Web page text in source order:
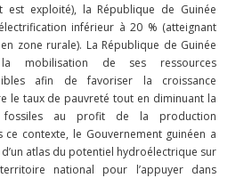
est exploité), la République de Guinée
inférieur à 20 % (atteignant
zone rurale). La République de Guinée
mobilisation de ses ressources
afin de favoriser la croissance
le taux de pauvreté tout en diminuant la
au profit de la production
ce contexte, le Gouvernement guinéen a
atlas du potentiel hydroélectrique sur
national pour l’appuyer dans